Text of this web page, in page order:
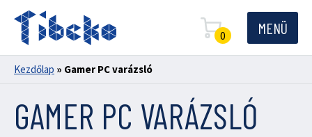
0 MENÜ
Kezdőlap » Gamer PC varázsló
GAMER PC VARÁZSLÓ